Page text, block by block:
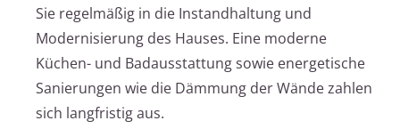
Sie regelmäßig in die Instandhaltung und
Modernisierung des Hauses. Eine moderne
Küchen- und Badausstattung sowie energetische
Sanierungen wie die Dämmung der Wände zahlen
sich langfristig aus.